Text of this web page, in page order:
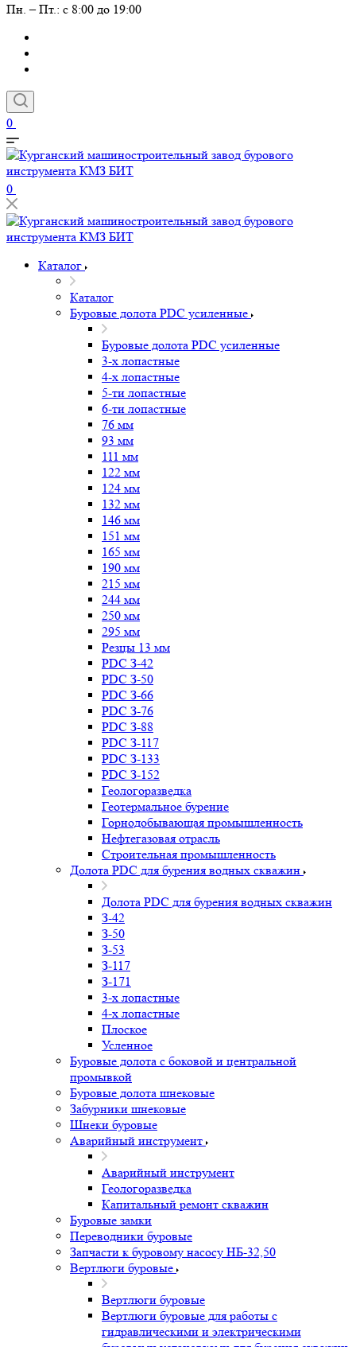
Пн. – Пт.: с 8:00 до 19:00
0
0
Каталог
Каталог
Буровые долота PDC усиленные
Буровые долота PDC усиленные
3-х лопастные
4-х лопастные
5-ти лопастные
6-ти лопастные
76 мм
93 мм
111 мм
122 мм
124 мм
132 мм
146 мм
151 мм
165 мм
190 мм
215 мм
244 мм
250 мм
295 мм
Резцы 13 мм
PDC З-42
PDC З-50
PDC З-66
PDC З-76
PDC З-88
PDC З-117
PDC З-133
PDC З-152
Геологоразведка
Геотермальное бурение
Горнодобывающая промышленность
Нефтегазовая отрасль
Строительная промышленность
Долота PDC для бурения водных скважин
Долота PDC для бурения водных скважин
З-42
З-50
З-53
З-117
З-171
3-х лопастные
4-х лопастные
Плоское
Усленное
Буровые долота с бoковой и центральной
промывкой
Буровые долота шнековые
Забурники шнековые
Шнеки буровые
Аварийный инструмент
Аварийный инструмент
Геологоразведка
Капитальный ремонт скважин
Буровые замки
Переводники буровые
Запчасти к буровому насосу НБ-32,50
Вертлюги буровые
Вертлюги буровые
Вертлюги буровые для работы с
гидравлическими и электрическими